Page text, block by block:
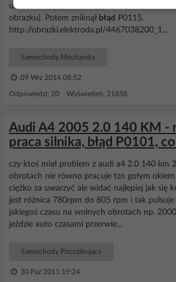
usterka". Napięcia raz były za wysokie, raz za
obrazku). Potem zniknął błąd P0115.
http://obrazki.elektroda.pl/4467038200_1...
Samochody Mechanika
09 Wrz 2014 08:52
Odpowiedzi: 20 Wyświetleń: 21858
Audi A4 2005 2.0 140 KM -
praca silnika, błąd P0101,
czy ktoś miał problem z audi a4 2.0 140 km
obrotach nie równo pracuje tzn gołym
ciężko za uwarzyć ale widać najlepiej jak się
jest różnica 780rpm do 805 rpm i tak pulsuje
jakiegoś czasu na wolnych obrotach np.
jeździe auto czasami przerwie...
Samochody Początkujący
30 Paź 2011 19:24